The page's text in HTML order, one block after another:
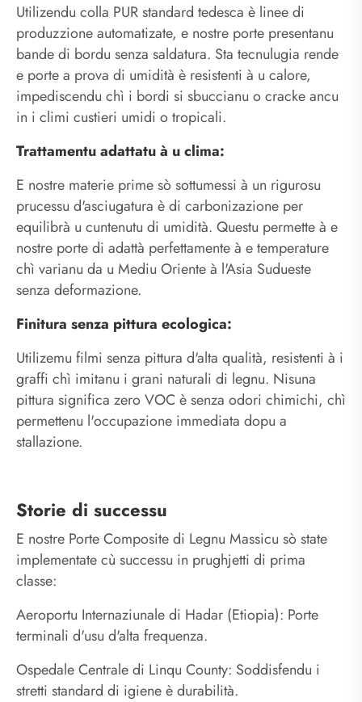
Utilizendu colla PUR standard tedesca è linee di
produzzione automatizate, e nostre porte presentanu
bande di bordu senza saldatura. Sta tecnulugia rende
e porte a prova di umidità è resistenti à u calore,
impediscendu chì i bordi si sbuccianu o cracke ancu
in i climi custieri umidi o tropicali.
Trattamentu adattatu à u clima:
E nostre materie prime sò sottumessi à un rigurosu
prucessu d'asciugatura è di carbonizazione per
equilibrà u cuntenutu di umidità. Questu permette à e
nostre porte di adattà perfettamente à e temperature
chì varianu da u Mediu Oriente à l'Asia Sudueste
senza deformazione.
Finitura senza pittura ecologica:
Utilizemu filmi senza pittura d'alta qualità, resistenti à i
graffi chì imitanu i grani naturali di legnu. Nisuna
pittura significa zero VOC è senza odori chimichi, chì
permettenu l'occupazione immediata dopu a
stallazione.
Storie di successu
E nostre Porte Composite di Legnu Massicu sò state
implementate cù successu in prughjetti di prima
classe:
Aeroportu Internaziunale di Hadar (Etiopia): Porte
terminali d'usu d'alta frequenza.
Ospedale Centrale di Linqu County: Soddisfendu i
stretti standard di igiene è durabilità.